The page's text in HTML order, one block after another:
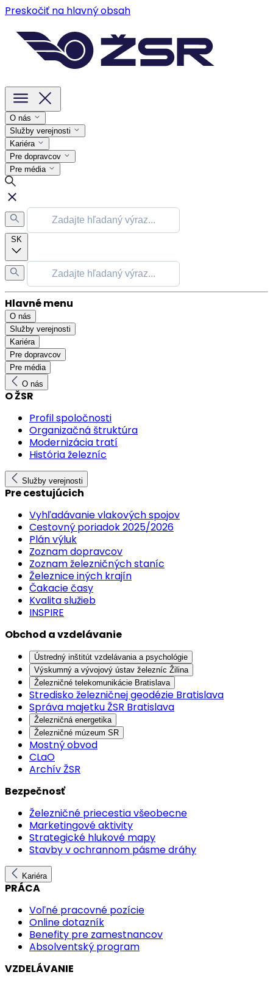
Preskočiť na hlavný obsah
O nás
Služby verejnosti
Kariéra
Pre dopravcov
Pre média
SK
Hlavné menu
O nás
Služby verejnosti
Kariéra
Pre dopravcov
Pre média
O nás
O ŽSR
Profil spoločnosti
Organizačná štruktúra
Modernizácia tratí
História železníc
Služby verejnosti
Pre cestujúcich
Vyhľadávanie vlakových spojov
Cestovný poriadok 2025/2026
Plán výluk
Zoznam dopravcov
Zoznam železničných staníc
Železnice iných krajín
Čakacie časy
Kvalita služieb
INSPIRE
Obchod a vzdelávanie
Ústredný inštitút vzdelávania a psychológie
Výskumný a vývojový ústav železníc Žilina
Železničné telekomunikácie Bratislava
Stredisko železničnej geodézie Bratislava
Správa majetku ŽSR Bratislava
Železničná energetika
Železničné múzeum SR
Mostný obvod
CLaO
Archív ŽSR
Bezpečnosť
Železničné priecestia všeobecne
Marketingové aktivity
Strategické hlukové mapy
Stavby v ochrannom pásme dráhy
Kariéra
PRÁCA
Voľné pracovné pozície
Online dotazník
Benefity pre zamestnancov
Absolventský program
VZDELÁVANIE